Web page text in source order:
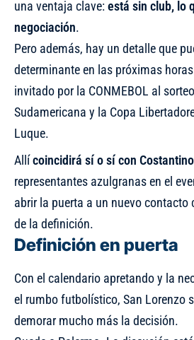
una ventaja clave:está sin club, lo
negociación.
Pero además, hay un detalle que
determinante en las próximas
invitado por la CONMEBOL al
Sudamericana y la Copa
Luque.
Allícoincidirá sí o sí con
representantes azulgranas en el
abrir la puerta a un nuevo contacto
de la definición.
Definición en puerta
Con el calendario apretando y la
el rumbo futbolístico, San Lorenzo
demorar mucho más la decisión.